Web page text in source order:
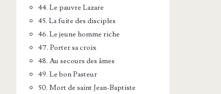
44. Le pauvre Lazare
45. La fuite des disciples
46. Le jeune homme riche
47. Porter sa croix
48. Au secours des âmes
49. Le bon Pasteur
50. Mort de saint Jean-Baptiste